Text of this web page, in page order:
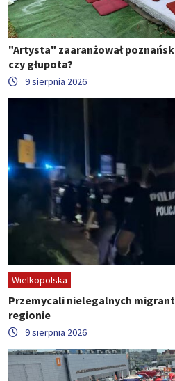
"Artysta" zaaranżował
czy głupota?
9 sierpnia 2026
Wielkopolska
Przemycali nielegalnych
regionie
9 sierpnia 2026